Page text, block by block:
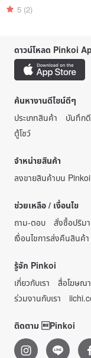
5 (2)
ดาวน์โหลด Pinkoi
ค้นหางานดีไซน์ดีๆ
ประเภทสินค้า
บันทึก
ตู้โชว์
จำหน่ายสินค้า
ลงขายสินค้าบน Pinkoi
ช่วยเหลือ / เงื่อนไข
ถาม-ตอบ
สั่งซื้อปริม
เงื่อนไขการส่งคืนสินค้า
รู้จัก Pinkoi
เกี่ยวกับเรา
สื่อโฆษณา
ร่วมงานกับเรา
ติดตาม Pinkoi